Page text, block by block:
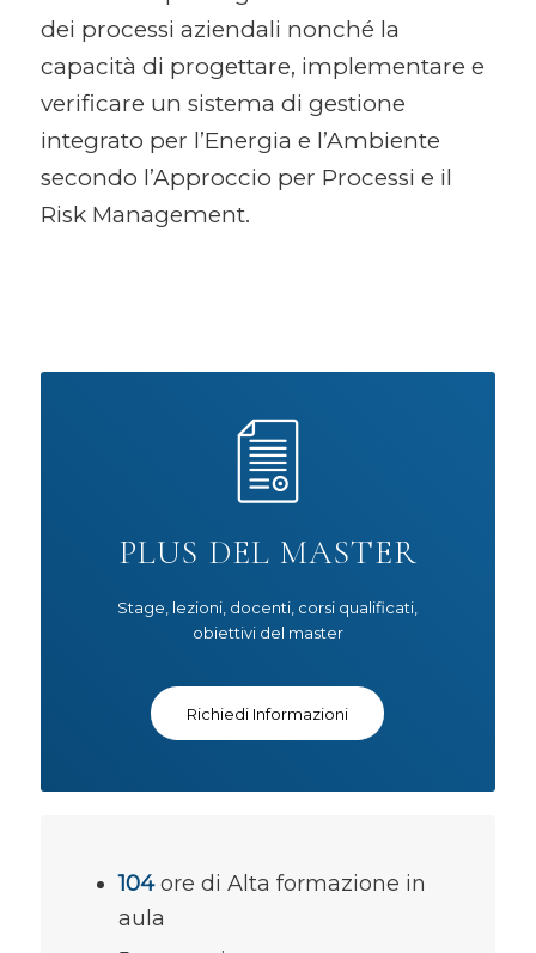
dei processi aziendali nonché la
capacità di progettare, implementare e
verificare un sistema di gestione
integrato per l’Energia e l’Ambiente
secondo l’Approccio per Processi e il
Risk Management.
PLUS DEL MASTER
Stage, lezioni, docenti, corsi qualificati,
obiettivi del master
Richiedi Informazioni
104ore di Alta formazione in
aula